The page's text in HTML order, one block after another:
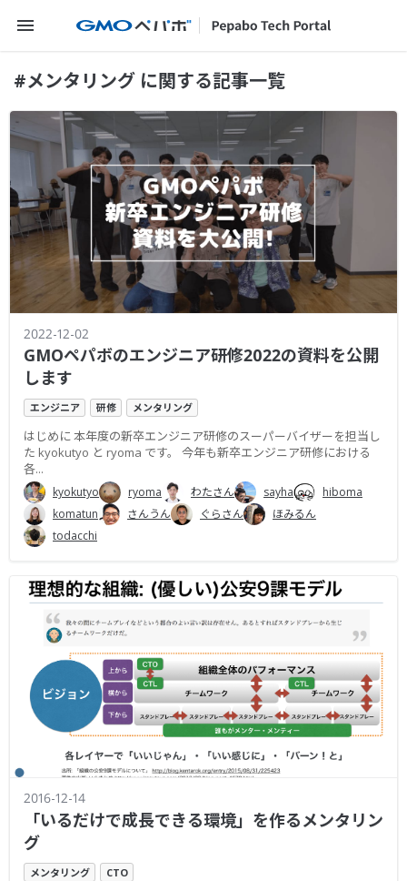
メニューを開く
#メンタリング に関する記事一覧
2022-12-02
GMOペパボのエンジニア研修2022の資料を公開
します
エンジニア 研修 メンタリング
はじめに 本年度の新卒エンジニア研修のスーパーバイザーを担当し
た kyokutyo と ryoma です。 今年も新卒エンジニア研修における
各...
kyokutyo ryoma わたさん sayha
hiboma
komatun
さんうん ぐらさん
ほみるん
todacchi
2016-12-14
「いるだけで成長できる環境」を作るメンタリン
グ
メンタリング CTO